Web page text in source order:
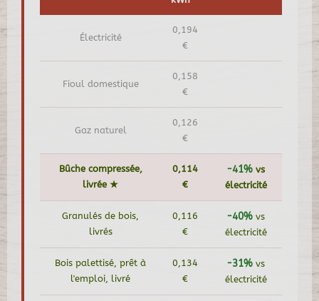
Électricité
0,194
€
Fioul domestique
0,158
€
Gaz naturel
0,126
€
Bûche compressée,
livrée ★
0,114
€
-41% vs
électricité
Granulés de bois,
livrés
0,116
€
-40% vs
électricité
Bois palettisé, prêt à
l'emploi, livré
0,134
€
-31% vs
électricité